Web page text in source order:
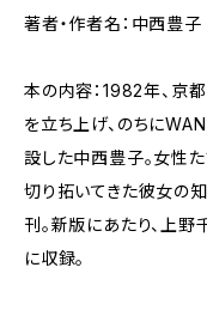
著者・作者名：中西豊子
本の内容：1982年、京
を立ち上げ、のちにWAN
設した中西豊子。女性
切り拓いてきた彼女の
刊。新版にあたり、上
に収録。